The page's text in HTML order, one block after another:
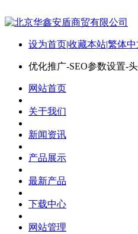
设为首页|收藏本站|繁体中
优化推广-SEO参数设置-
网站首页
关于我们
新闻资讯
产品展示
最新产品
下载中心
网站管理